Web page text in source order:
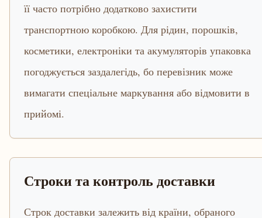
її часто потрібно додатково захистити
транспортною коробкою. Для рідин, порошків,
косметики, електроніки та акумуляторів упаковка
погоджується заздалегідь, бо перевізник може
вимагати спеціальне маркування або відмовити в
прийомі.
Строки та контроль доставки
Строк доставки залежить від країни, обраного